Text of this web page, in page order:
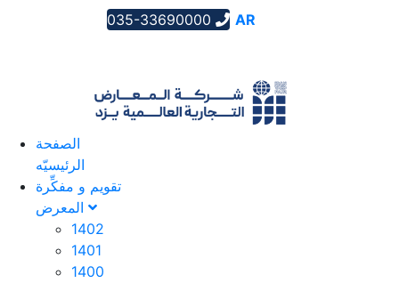
035-33690000 AR
الصفحة
الرئیسیّه
تقویم و مفکِّرة
1402
1401
1400